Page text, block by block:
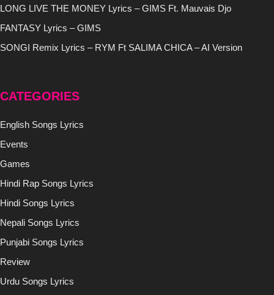
LONG LIVE THE MONEY Lyrics – GIMS Ft. Mauvais Djo
FANTASY Lyrics – GIMS
SONGI Remix Lyrics – RYM Ft SALIMA CHICA – AI Version
CATEGORIES
English Songs Lyrics
Events
Games
Hindi Rap Songs Lyrics
Hindi Songs Lyrics
Nepali Songs Lyrics
Punjabi Songs Lyrics
Review
Urdu Songs Lyrics